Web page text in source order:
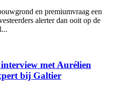
en premiumvraag een
alerter dan ooit op de
met Aurélien
bij Galtier